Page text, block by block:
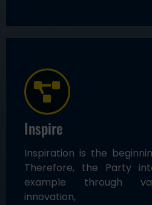
Inspire
Inspiration is the
Therefore, the Party
example through
innovation,